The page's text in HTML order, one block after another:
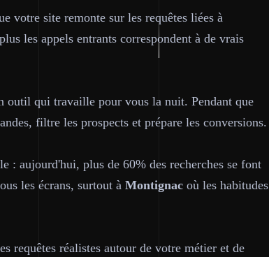
votre site remonte sur les requêtes liées à
les appels entrants correspondent à de vrais
outil qui travaille pour vous la nuit. Pendant que
filtre les prospects et prépare les conversions.
: aujourd'hui, plus de 60% des recherches se font
les écrans, surtout à Montignac où les habitudes
requêtes réalistes autour de votre métier et de